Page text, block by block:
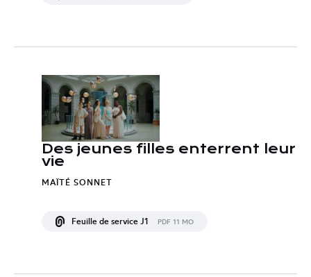
Des jeunes filles enterrent leur
vie
MAÏTÉ SONNET
Feuille de service J1 PDF 11 MO